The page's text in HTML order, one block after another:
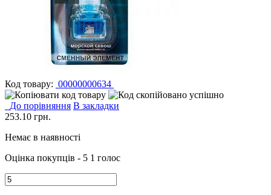
Код товару: 00000000634
До порівняння В закладки
253.10 грн.
Немає в наявності
Оцінка покупців - 5 1 голос